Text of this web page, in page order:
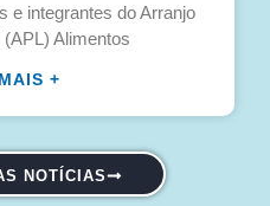
e integrantes do Arranjo
Alimentos
+
NOTÍCIAS